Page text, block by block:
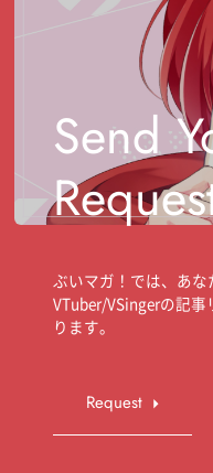
Send
ぶいマガ！では、あな
VTuber/VSingerの記
ります。
Request